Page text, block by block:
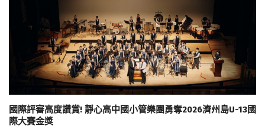
國際評審高度讚賞! 靜心高中國小管樂團勇奪2026濟州島U-13國
際大賽金獎